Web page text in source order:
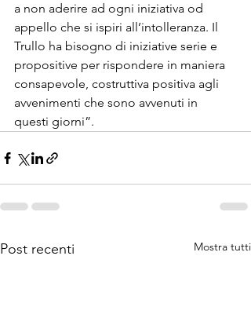
a non aderire ad ogni iniziativa od
appello che si ispiri all’intolleranza. Il
Trullo ha bisogno di iniziative serie e
propositive per rispondere in maniera
consapevole, costruttiva positiva agli
avvenimenti che sono avvenuti in
questi giorni”.
Post recenti Mostra tutti